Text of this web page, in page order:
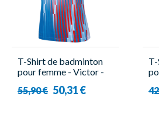
T-Shirt de badminton
pour femme - Victor -
55,90 € 50,31 €